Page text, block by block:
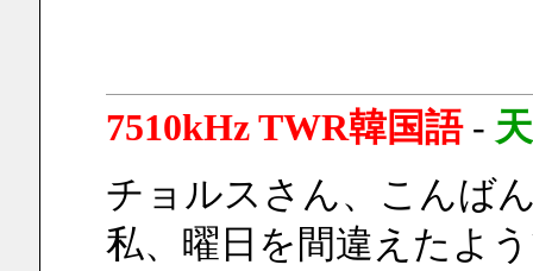
7510kHz TWR韓国語-
チョルスさん、こんば
私、曜日を間違えたよ